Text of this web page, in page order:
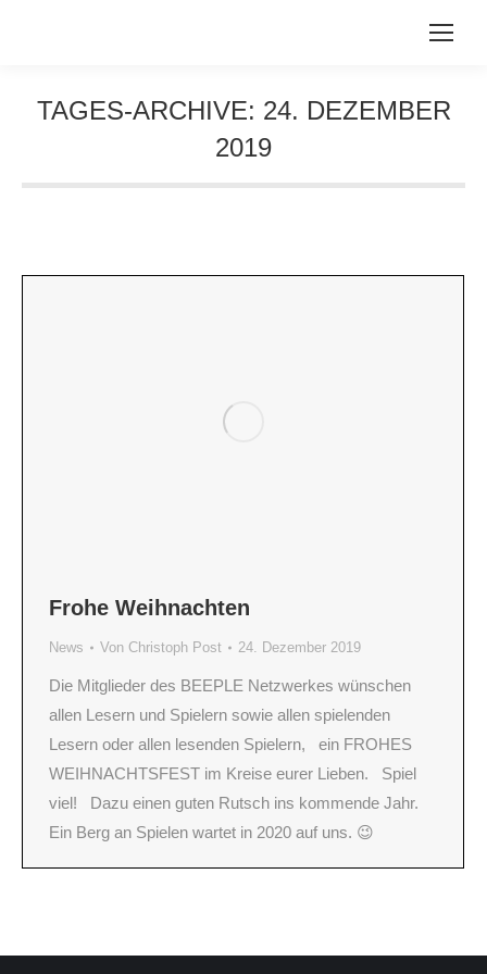
TAGES-ARCHIVE: 24. DEZEMBER
2019
Frohe Weihnachten
News Von Christoph Post 24. Dezember 2019
Die Mitglieder des BEEPLE Netzwerkes wünschen
allen Lesern und Spielern sowie allen spielenden
Lesern oder allen lesenden Spielern, ein FROHES
WEIHNACHTSFEST im Kreise eurer Lieben. Spiel
viel! Dazu einen guten Rutsch ins kommende Jahr.
Ein Berg an Spielen wartet in 2020 auf uns. 😉